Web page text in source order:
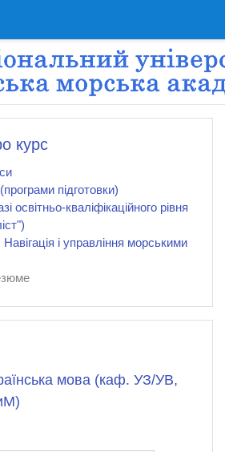
курс
підготовки)
освітньо-кваліфікаційного рівня
і управління морськими
мова (каф. УЗ/УВ,